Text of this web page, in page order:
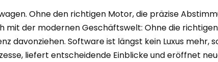
Ohne den richtigen Motor, die präzise
mit der modernen Geschäftswelt: Ohne die
davonziehen. Software ist längst kein Luxus mehr,
liefert entscheidende Einblicke und eröffnet